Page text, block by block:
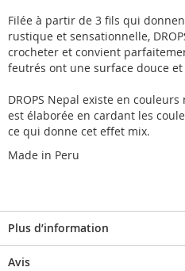
Filée à partir de 3 fils qui
rustique et sensationnelle,
crocheter et convient
feutrés ont une surface douce
DROPS Nepal existe en
est élaborée en cardant les
ce qui donne cet effet mix.
Made in Peru
Plus d’information
Avis